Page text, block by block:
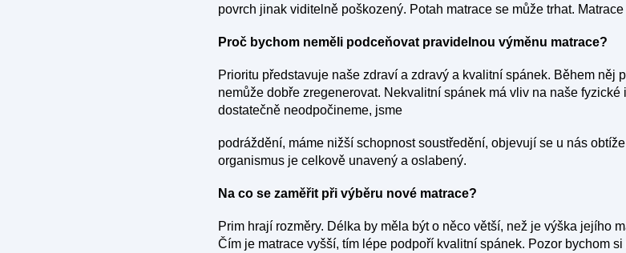
povrch jinak viditelně poškozený. Potah matrace se může trhat.
Proč bychom neměli podceňovat pravidelnou výměnu matrace?
Prioritu představuje naše zdraví a zdravý a kvalitní spánek. Během něj
nemůže dobře zregenerovat. Nekvalitní spánek má vliv na naše
dostatečně neodpočineme, jsme
podráždění, máme nižší schopnost soustředění, objevují se u nás
organismus je celkově unavený a oslabený.
Na co se zaměřit při výběru nové matrace?
Prim hrají rozměry. Délka by měla být o něco větší, než je výška jejího
Čím je matrace vyšší, tím lépe podpoří kvalitní spánek. Pozor bychom